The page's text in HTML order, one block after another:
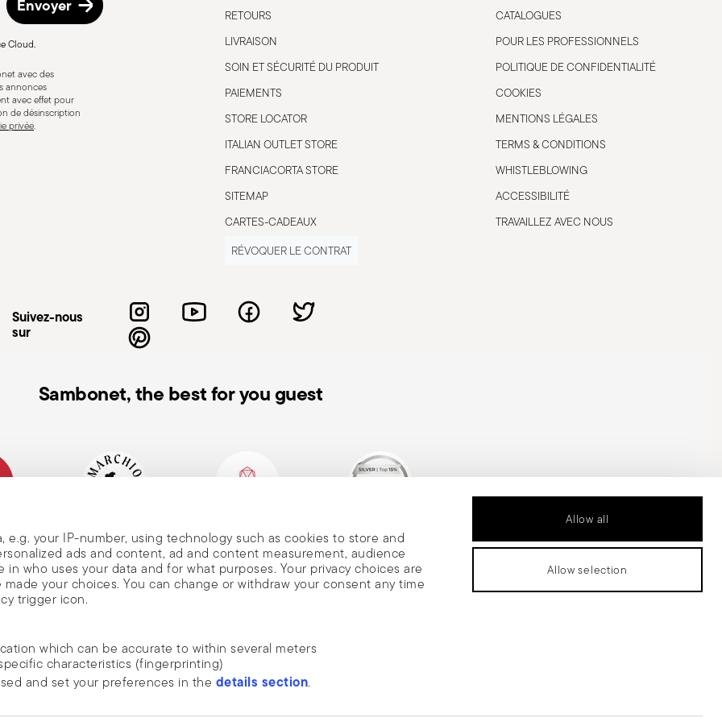
e.g. your IP-number, using technology such as cookies to store and
ads and content, ad and content measurement, audience
who uses your data and for what purposes. Your privacy choices are
your choices. You can change or withdraw your consent any time
trigger icon.
which can be accurate to within several meters
characteristics (fingerprinting)
and set your preferences in the details section.
social media features and to analyse our traffic. We also share
Allow all
Allow selection
Compatible avec cuisinière à
Compatible avec cuisinière à
comme prévu. Pour une
et ne chauffe pas trop. Si nécessaire,
le métal. Lors de l'ouverture du
liquides ou aliments susceptibles de
sur une surface stable et plane
pour manipuler les casseroles
nues. Après chaque usage, nettoyez
Ne posez jamais une casserole
fissures. Enfin, contrôlez
fissures, rouille, et respectez toujours
Envoyer
Cloud.
avec des
annonces
avec effet pour
de désinscription
privée.
RETOURS
LIVRAISON
SOIN ET SÉCURITÉ DU PRODUIT
PAIEMENTS
STORE LOCATOR
ITALIAN OUTLET STORE
FRANCIACORTA STORE
SITEMAP
CARTES-CADEAUX
CATALOGUES
POUR LES PROFESSIONNELS
POLITIQUE DE CONFIDENTIALITÉ
COOKIES
MENTIONS LÉGALES
TERMS & CONDITIONS
WHISTLEBLOWING
ACCESSIBILITÉ
TRAVAILLEZ AVEC NOUS
RÉVOQUER LE CONTRAT
Suivez-nous
sur
Sambonet, the best for you guest
Marque historique,
depuis 1856
Member of Altagamma Ecovadis Silver Medal
DÉCOUVREZ TOUTES NOS MARQUES